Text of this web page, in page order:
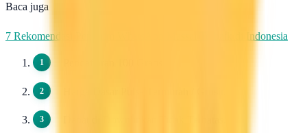
Baca juga
7 Rekomendasi Pengirim WhatsApp Massal Terbaik di Indonesia